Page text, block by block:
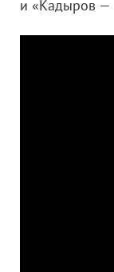
и «Кадыров —